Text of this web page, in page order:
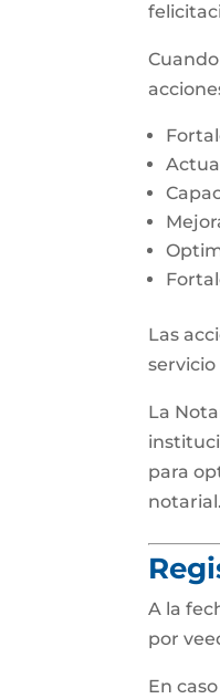
Las
La
para
notarial.
A la
por
En